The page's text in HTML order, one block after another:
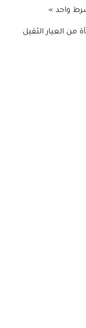
واحد »
من العيار الثقيل